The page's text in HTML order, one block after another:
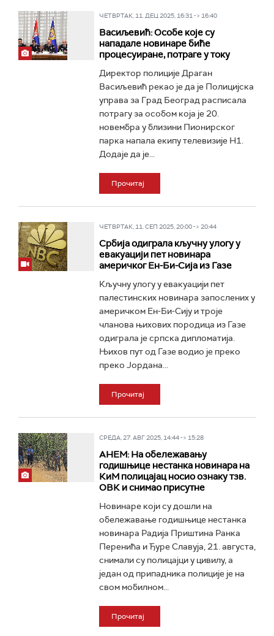
ЧЕТВРТАК, 11. ДЕЦ 2025, 16:31 -> 16:40
Васиљевић: Особе које су
нападале новинаре биће
процесуиране, потраге у току
Директор полиције Драган
Васиљевић рекао је да је Полицијска
управа за Град Београд расписала
потрагу за особом која је 20.
новембра у близини Пионирског
парка напала екипу телевизије Н1.
Додаје да је...
Прочитај
ЧЕТВРТАК, 11. СЕП 2025, 20:00 -> 20:44
Србија одиграла кључну улогу у
евакуацији пет новинара
америчког Ен-Би-Сија из Газе
Кључну улогу у евакуацији пет
палестинских новинара запослених у
америчком Ен-Би-Сију и троје
чланова њихових породица из Газе
одиграла је српска дипломатија.
Њихов пут од Газе водио је преко
преко Јордана...
Прочитај
СРЕДА, 27. АВГ 2025, 14:44 -> 15:28
АНЕМ: На обележавању
годишњице нестанка новинара на
КиМ полицајац носио ознаку тзв.
ОВК и снимао присутне
Новинаре који су дошли на
обележавање годишњице нестанка
новинара Радија Приштина Ранка
Перенића и Ђуре Славуја, 21. августа,
снимали су полицајци у цивилу, а
један од припадника полиције је на
свом мобилном...
Прочитај